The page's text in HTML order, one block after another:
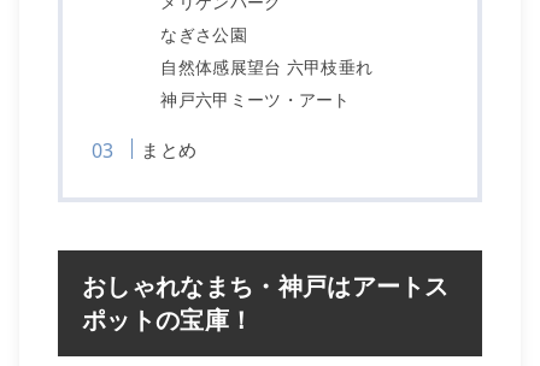
なぎさ公園
自然体感展望台 六甲枝垂れ
神戸六甲ミーツ・アート
まとめ
おしゃれなまち・神戸はアートス
ポットの宝庫！